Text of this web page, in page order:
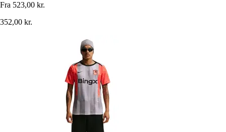
Fra 523,00 kr.
352,00 kr.